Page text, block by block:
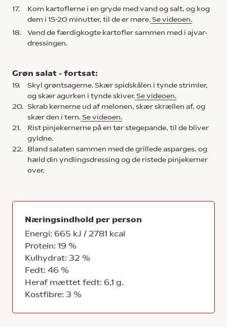
17.
Kom kartoflerne i en gryde med vand og salt, og kog
dem i 15-20 minutter, til de er møre. Se videoen.
18.
Vend de færdigkogte kartofler sammen med i ajvar-
dressingen.
Grøn salat - fortsat:
19.
Skyl grøntsagerne. Skær spidskålen i tynde strimler,
og skær agurken i tynde skiver. Se videoen.
20. Skrab kernerne ud af melonen, skær skrællen af, og
skær den i tern. Se videoen.
21.
Rist pinjekernerne på en tør stegepande, til de bliver
gyldne.
22.
Bland salaten sammen med de grillede asparges, og
hæld din yndlingsdressing og de ristede pinjekerner
over.
Næringsindhold per person
Energi: 665 kJ / 2781 kcal
Protein: 19 %
Kulhydrat: 32 %
Fedt: 46 %
Heraf mættet fedt: 6,1 g.
Kostfibre: 3 %